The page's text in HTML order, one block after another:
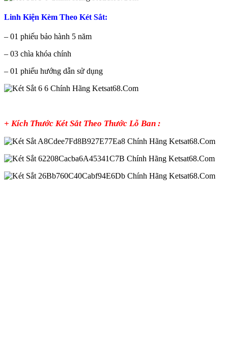
Linh Kiện Kèm Theo Két Sắt:
– 01 phiếu bảo hành 5 năm
– 03 chìa khóa chính
– 01 phiếu hướng dẫn sử dụng
+ Kích Thước Két Sắt Theo Thước Lỗ Ban :